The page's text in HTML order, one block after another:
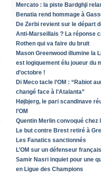
Mercato : la piste Bardghji
Benatia rend hommage à
De Zerbi revient sur le départ
Anti-Marseillais ? La réponse
Rothen qui va faire du bruit
Mason Greenwood illumine la
est logiquement élu joueur du
d’octobre !
Di Meco tacle l’OM : “Rabiot
changé face à l’Atalanta”
Højbjerg, le pari scandinave
l’OM
Quentin Merlin convoqué chez
Le but contre Brest retiré à
Les Fanatics sanctionnés
L’OM sur un défenseur
Samir Nasri inquiet pour une
en Ligue des Champions